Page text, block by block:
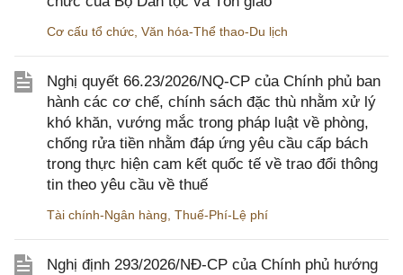
Cơ cấu tổ chức Văn hóa-Thể thao-Du lịch
Nghị quyết 66.23/2026/NQ-CP của Chính phủ ban
hành các cơ chế, chính sách đặc thù nhằm xử lý
khó khăn, vướng mắc trong pháp luật về phòng,
chống rửa tiền nhằm đáp ứng yêu cầu cấp bách
trong thực hiện cam kết quốc tế về trao đổi thông
tin theo yêu cầu về thuế
Tài chính-Ngân hàng Thuế-Phí-Lệ phí
Nghị định 293/2026/NĐ-CP của Chính phủ hướng